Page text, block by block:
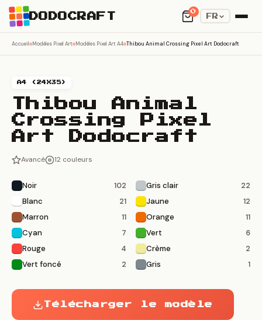
DODOCRAFT
0
FR
Accueil Modèles Pixel Art Modèles Pixel Art A4 Thibou Animal Crossing Pixel Art Dodocraft
A4 (24X35)
Thibou Animal
Crossing Pixel
Art Dodocraft
Avancé 12 couleurs
Noir 102 Gris clair 22
Blanc 21 Jaune 12
Marron 11 Orange 11
Cyan 7 Vert 6
Rouge 4 Crème 2
Vert foncé 2 Gris 1
Télécharger le modèle